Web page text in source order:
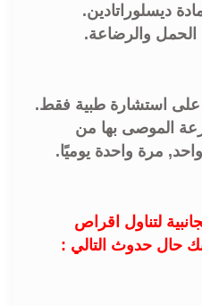
ديسلوراتادين.
الحمل والرضاعة.
استشارة طبية فقط.
الموصى بها من
مرة واحدة يوميًا.
لتناول اقراص
حال حدوث التالي :